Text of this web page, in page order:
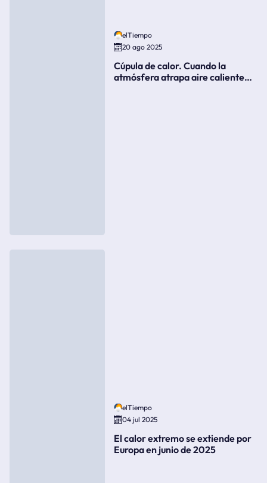
elTiempo
20 ago 2025
Cúpula de calor. Cuando la
atmósfera atrapa aire caliente
elTiempo
04 jul 2025
El calor extremo se extiende por
Europa en junio de 2025